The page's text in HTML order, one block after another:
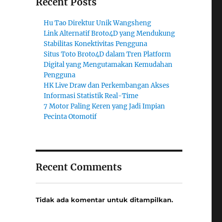
Hu Tao Direktur Unik Wangsheng
Link Alternatif Broto4D yang Mendukung
Stabilitas Konektivitas Pengguna
Situs Toto Broto4D dalam Tren Platform
Digital yang Mengutamakan Kemudahan
Pengguna
HK Live Draw dan Perkembangan Akses
Informasi Statistik Real-Time
7 Motor Paling Keren yang Jadi Impian
Pecinta Otomotif
Recent Comments
Tidak ada komentar untuk ditampilkan.